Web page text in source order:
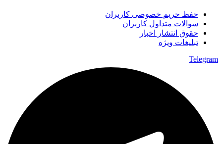
حفظ حریم خصوصی کاربران
سوالات متداول کاربران
حقوق انتشار اخبار
تبلیغات ویژه
Telegram